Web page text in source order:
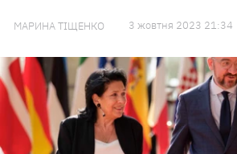
МАРИНА ТІЩЕНКО 3 жовтня 2023 21:34